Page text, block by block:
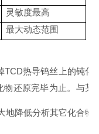
灵敏度最高
最大动态范围
TCD热导钨丝上的钝化
物还原完毕为止。与某
地降低分析其它化合物